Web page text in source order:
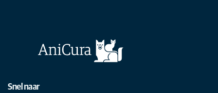
Snel naar